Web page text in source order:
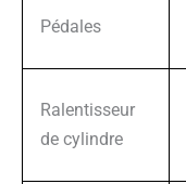
Pédales
Ralentisseur
de cylindre